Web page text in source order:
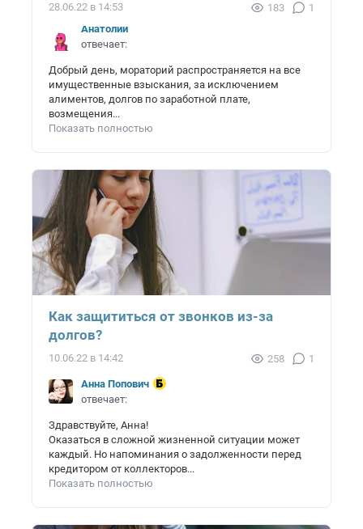
28.06.22 в 14:53 183
1
Анатолий
отвечает:
Добрый день, мораторий распространяется на все
имущественные взыскания, за исключением
алиментов, долгов по заработной плате,
возмещения...
Показать полностью
Как защититься от звонков из-за
долгов?
10.06.22 в 14:42 258 1
Анна Попович
отвечает:
Здравствуйте, Анна!
Оказаться в сложной жизненной ситуации может
каждый. Но напоминания о задолженности перед
кредитором от коллекторов...
Показать полностью